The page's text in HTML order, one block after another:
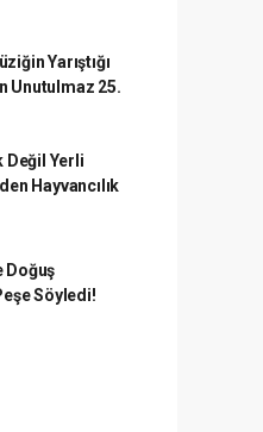
Yarıştığı
Unutulmaz 25.
Değil Yerli
Hayvancılık
Doğuş
Söyledi!